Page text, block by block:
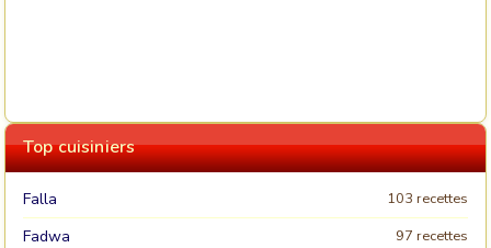
Top cuisiniers
Falla 103 recettes
Fadwa 97 recettes